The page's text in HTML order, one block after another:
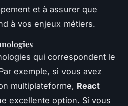
et à assurer que
à vos enjeux métiers.
qui correspondent le
exemple, si vous avez
multiplateforme, React
excellente option. Si vous